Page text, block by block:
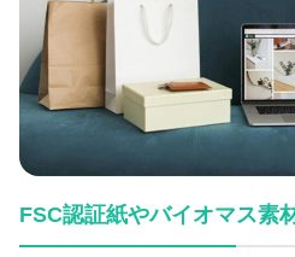
FSC認証紙やバイオマス素